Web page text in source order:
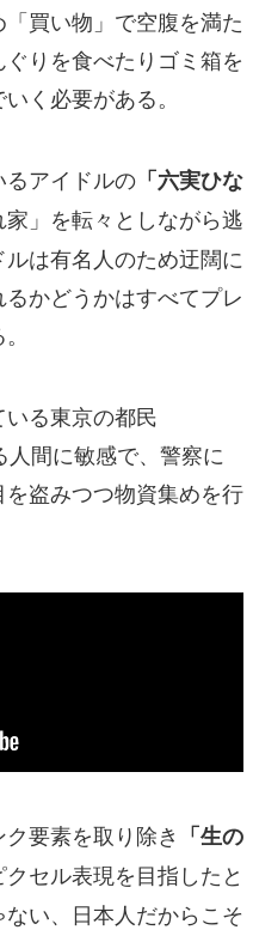
買い物」で空腹を満た
りを食べたりゴミ箱を
く必要がある。
アイドルの 「六実ひな
」を転々としながら逃
は有名人のため迂闊に
かどうかはすべてプレ
る東京の都民
人間に敏感で、警察に
盗みつつ物資集めを行
要素を取り除き 「生の
セル表現を目指したと
い、日本人だからこそ